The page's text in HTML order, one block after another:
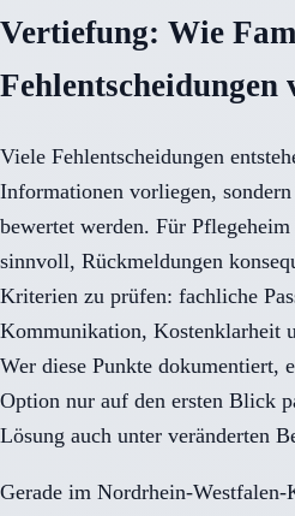
Vertiefung: Wie
Fehlentscheidungen
Viele Fehlentscheidungen
Informationen vorliegen,
bewertet werden. Für
sinnvoll, Rückmeldungen
Kriterien zu prüfen: fachliche
Kommunikation, Kostenklarheit
Wer diese Punkte dokumentiert,
Option nur auf den ersten Blick
Lösung auch unter veränderten
Gerade im Nordrhein-